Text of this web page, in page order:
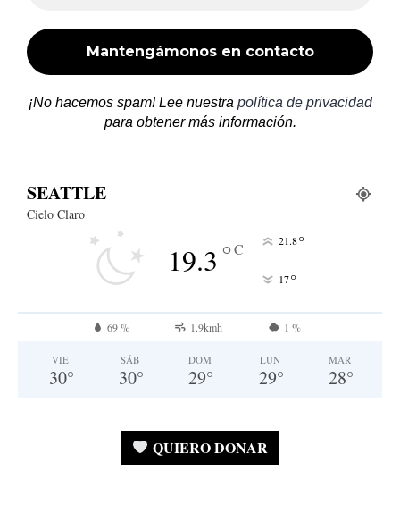
¡No hacemos spam! Lee nuestra política de privacidad
para obtener más información.
SEATTLE
Cielo Claro
19.3°C 21.8°
17°
69 % 1.9kmh 1 %
VIE
30°
SÁB
30°
DOM
29°
LUN
29°
MAR
28°
QUIERO DONAR